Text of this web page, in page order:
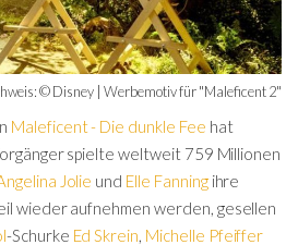
© Disney | Werbemotiv für "Maleficent 2"
Maleficent - Die dunkle Fee hat
spielte weltweit 759 Millionen
Jolie und Elle Fanningihre
wieder aufnehmen werden, gesellen
-Schurke Ed Skrein, Michelle Pfeiffer